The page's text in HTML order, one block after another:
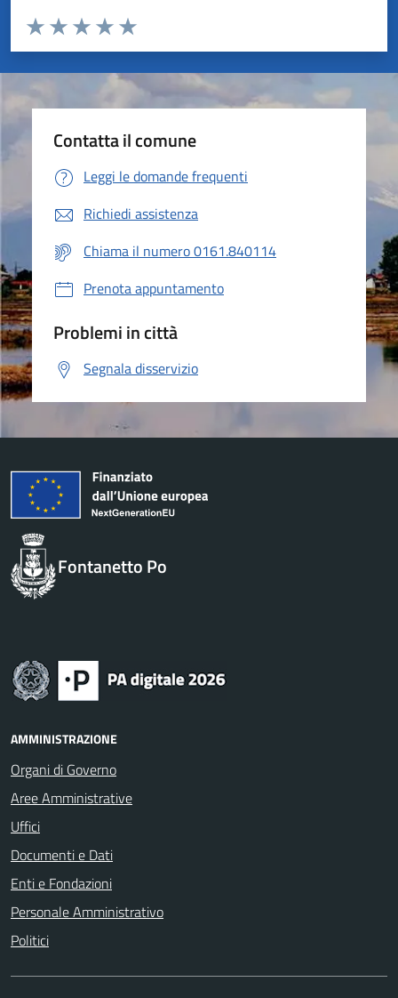
Valuta da 1 a 5 stelle la pagina
Valuta 5 stelle su 5
Valuta 4 stelle su 5
Valuta 3 stelle su 5
Valuta 2 stelle su 5
Valuta 1 stelle su 5
Contatta il comune
Leggi le domande frequenti
Richiedi assistenza
Chiama il numero 0161.840114
Prenota appuntamento
Problemi in città
Segnala disservizio
Fontanetto Po
AMMINISTRAZIONE
Organi di Governo
Aree Amministrative
Uffici
Documenti e Dati
Enti e Fondazioni
Personale Amministrativo
Politici